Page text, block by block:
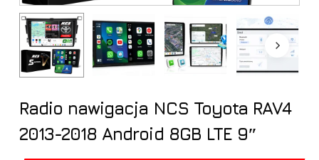
Radio nawigacja NCS Toyota RAV4
2013-2018 Android 8GB LTE 9″